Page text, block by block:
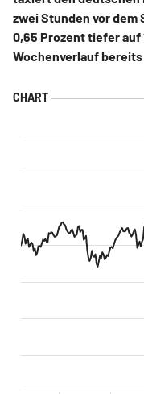
zwei Stunden vor
0,65 Prozent tiefer auf
Wochenverlauf